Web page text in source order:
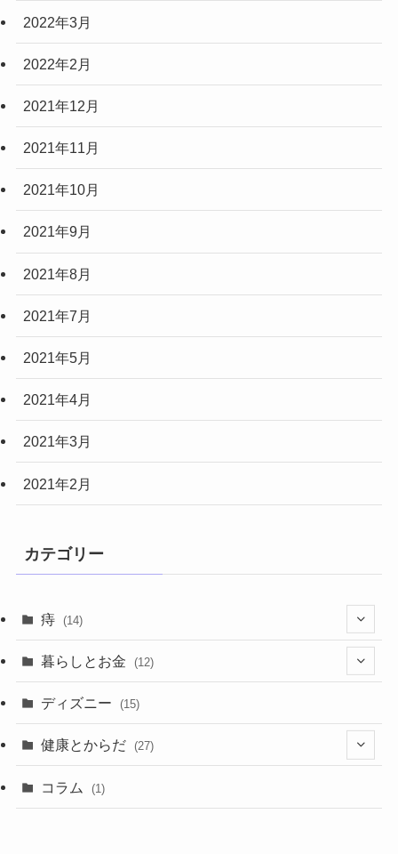
2022年3月
2022年2月
2021年12月
2021年11月
2021年10月
2021年9月
2021年8月
2021年7月
2021年5月
2021年4月
2021年3月
2021年2月
カテゴリー
痔 (14)
(11)
暮らしとお金 (12)
(2)
(4)
ディズニー (15)
健康とからだ (27)
(5)
コラム (1)